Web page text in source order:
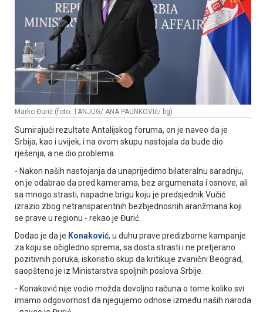
Marko Đurić (foto: TANJUG/ ANA PAUNKOVIć/ bg)
Sumirajući rezultate Antalijskog foruma, on je naveo da je
Srbija, kao i uvijek, i na ovom skupu nastojala da bude dio
rješenja, a ne dio problema.
- Nakon naših nastojanja da unaprijedimo bilateralnu saradnju,
on je odabrao da pred kamerama, bez argumenata i osnove, ali
sa mnogo strasti, napadne brigu koju je predsjednik Vučić
izrazio zbog netransparentnih bezbjednosnih aranžmana koji
se prave u regionu - rekao je Đurić.
Dodao je da je Konaković, u duhu prave predizborne kampanje
za koju se očigledno sprema, sa dosta strasti i ne pretjerano
pozitivnih poruka, iskoristio skup da kritikuje zvanični Beograd,
saopšteno je iz Ministarstva spoljnih poslova Srbije.
- Konaković nije vodio možda dovoljno računa o tome koliko svi
imamo odgovornost da njegujemo odnose između naših naroda